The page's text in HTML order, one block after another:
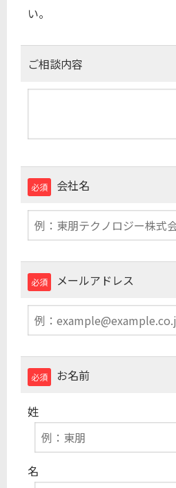
い。
ご相談内容
必須 会社名
必須 メールアドレス
必須 お名前
姓
名